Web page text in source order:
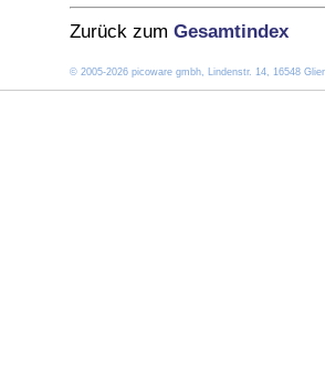
Zurück zum Gesamtindex
© 2005-2026 picoware gmbh, Lindenstr. 14, 16548